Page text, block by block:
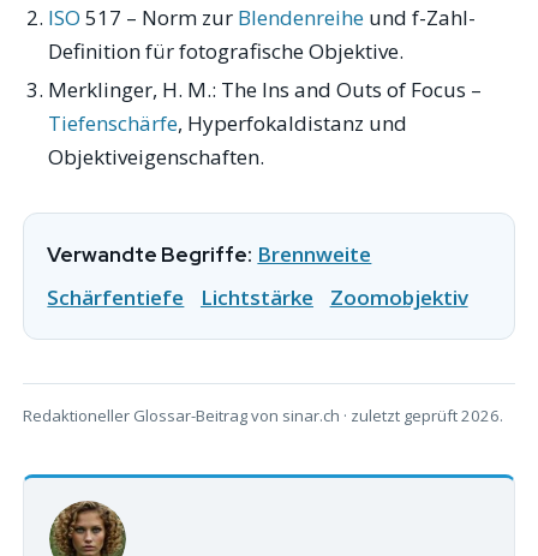
ISO 517 – Norm zur Blendenreiheund f-Zahl-
Definition für fotografische Objektive.
Merklinger, H. M.: The Ins and Outs of Focus –
Tiefenschärfe, Hyperfokaldistanz und
Objektiveigenschaften.
Verwandte Begriffe: Brennweite
Schärfentiefe
Lichtstärke Zoomobjektiv
Redaktioneller Glossar-Beitrag von sinar.ch · zuletzt geprüft 2026.